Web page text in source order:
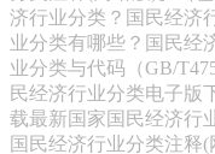
济行业分类？国民经济
业分类有哪些？国民经
业分类与代码（GB/
民经济行业分类电子版
载最新国家国民经济行
国民经济行业分类注释(